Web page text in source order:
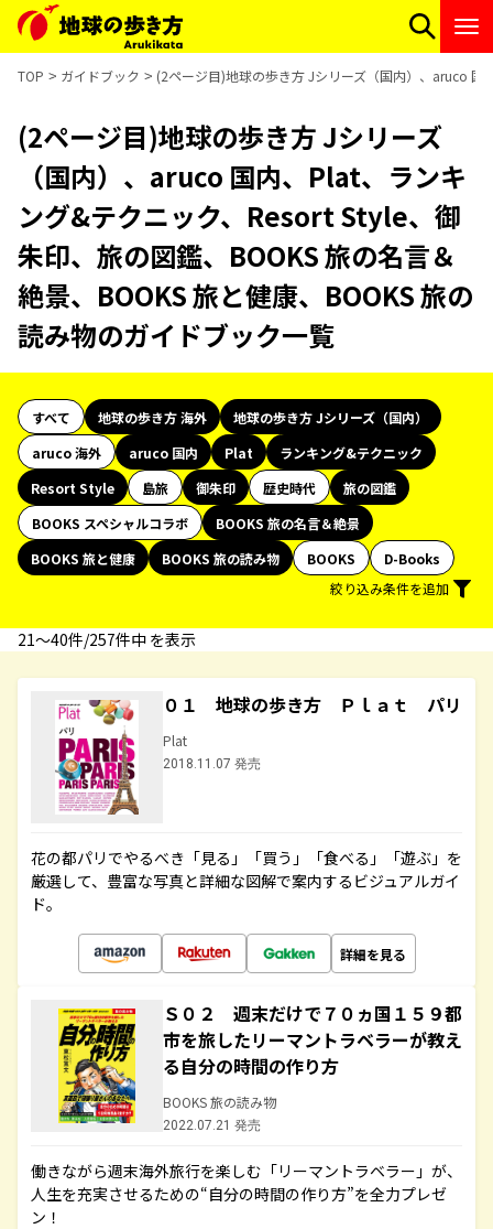
TOP ガイドブック (2ページ目)地球の歩き方 Jシリーズ（国内）、aruco 国
(2ページ目)地球の歩き方 Jシリーズ
（国内）、aruco 国内、Plat、ランキ
ング&テクニック、Resort Style、御
朱印、旅の図鑑、BOOKS 旅の名言＆
絶景、BOOKS 旅と健康、BOOKS 旅の
読み物のガイドブック一覧
すべて 地球の歩き方 海外
地球の歩き方 Jシリーズ（国内）
aruco 海外
aruco 国内 Plat
ランキング&テクニック
Resort Style
島旅 御朱印 歴史時代
旅の図鑑
BOOKS スペシャルコラボ
BOOKS 旅の名言＆絶景
BOOKS 旅と健康
BOOKS 旅の読み物 BOOKS
D-Books
絞り込み条件を追加
21〜40件/257件中 を表示
０１ 地球の歩き方 Ｐｌａｔ パリ
Plat
2018.11.07 発売
花の都パリでやるべき「見る」「買う」「食べる」「遊ぶ」を
厳選して、豊富な写真と詳細な図解で案内するビジュアルガイ
ド。
詳細を見る
Ｓ０２ 週末だけで７０ヵ国１５９都
市を旅したリーマントラベラーが教え
る自分の時間の作り方
BOOKS 旅の読み物
2022.07.21 発売
働きながら週末海外旅行を楽しむ「リーマントラベラー」が、
人生を充実させるための“自分の時間の作り方”を全力プレゼ
ン！